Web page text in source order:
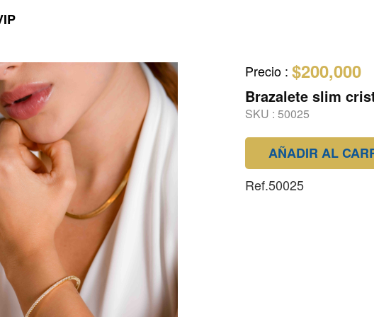
Precio : $200,000
Brazalete slim
SKU : 50025
AÑADIR AL
Ref.50025